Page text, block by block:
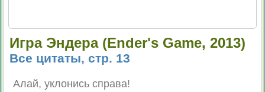
Игра Эндера (Ender's Game, 2013)
Все цитаты, стр. 13
Алай, уклонись справа!